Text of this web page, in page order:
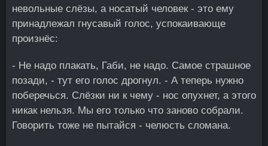
невольные слёзы, а носатый человек - это ему
принадлежал гнусавый голос, успокаивающе
произнёс:
- Не надо плакать, Габи, не надо. Самое страшное
позади, - тут его голос дрогнул. - А теперь нужно
поберечься. Слёзки ни к чему - нос опухнет, а этого
никак нельзя. Мы его только что заново собрали.
Говорить тоже не пытайся - челюсть сломана.